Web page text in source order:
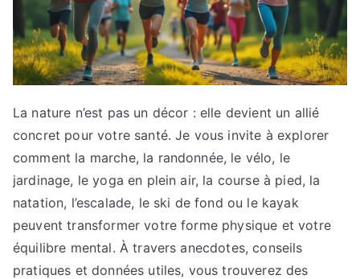
La nature n’est pas un décor : elle devient un allié
concret pour votre santé. Je vous invite à explorer
comment la marche, la randonnée, le vélo, le
jardinage, le yoga en plein air, la course à pied, la
natation, l’escalade, le ski de fond ou le kayak
peuvent transformer votre forme physique et votre
équilibre mental. À travers anecdotes, conseils
pratiques et données utiles, vous trouverez des